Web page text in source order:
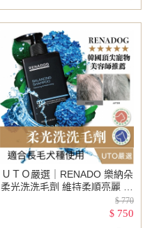
ＵＴＯ嚴選｜RENADO 樂納朵
柔光洗洗毛劑 維持柔順亮麗 韓
國進口 韓國頂尖寵物美容師首
$ 770
$ 750